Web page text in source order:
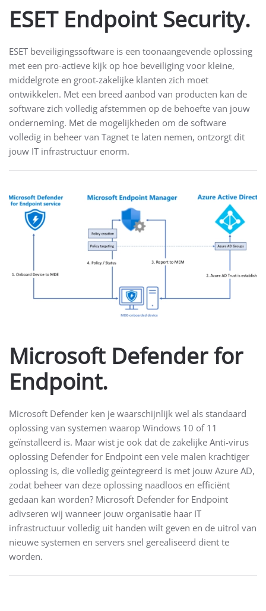
ESET Endpoint Security.
ESET beveiligingssoftware is een toonaangevende oplossing
met een pro-actieve kijk op hoe beveiliging voor kleine,
middelgrote en groot-zakelijke klanten zich moet
ontwikkelen. Met een breed aanbod van producten kan de
software zich volledig afstemmen op de behoefte van jouw
onderneming. Met de mogelijkheden om de software
volledig in beheer van Tagnet te laten nemen, ontzorgt dit
jouw IT infrastructuur enorm.
Microsoft Defender for
Endpoint.
Microsoft Defender ken je waarschijnlijk wel als standaard
oplossing van systemen waarop Windows 10 of 11
geïnstalleerd is. Maar wist je ook dat de zakelijke Anti-virus
oplossing Defender for Endpoint een vele malen krachtiger
oplossing is, die volledig geïntegreerd is met jouw Azure AD,
zodat beheer van deze oplossing naadloos en efficiënt
gedaan kan worden? Microsoft Defender for Endpoint
adivseren wij wanneer jouw organisatie haar IT
infrastructuur volledig uit handen wilt geven en de uitrol van
nieuwe systemen en servers snel gerealiseerd dient te
worden.